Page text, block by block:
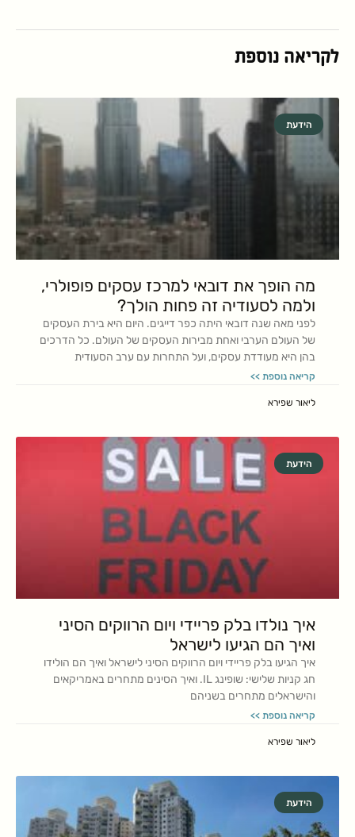
לקריאה נוספת
הידעת
מה הופך את דובאי למרכז עסקים פופולרי,
ולמה לסעודיה זה פחות הולך?
לפני מאה שנה דובאי היתה כפר דייגים. היום היא בירת העסקים
של העולם הערבי ואחת מבירות העסקים של העולם. כל הדרכים
בהן היא מעודדת עסקים, ועל התחרות עם ערב הסעודית
קריאה נוספת >>
ליאור שפירא
הידעת
איך נולדו בלק פריידי ויום הרווקים הסיני
ואיך הם הגיעו לישראל
איך הגיעו בלק פריידי ויום הרווקים הסיני לישראל ואיך הם הולידו
חג קניות שלישי: שופינג IL. ואיך הסינים מתחרים באמריקאים
והישראלים מתחרים בשניהם
קריאה נוספת >>
ליאור שפירא
הידעת